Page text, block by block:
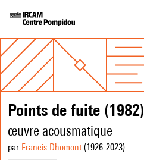
Points de fuite (1982)
œuvre acousmatique
par Francis Dhomont(1926-2023)